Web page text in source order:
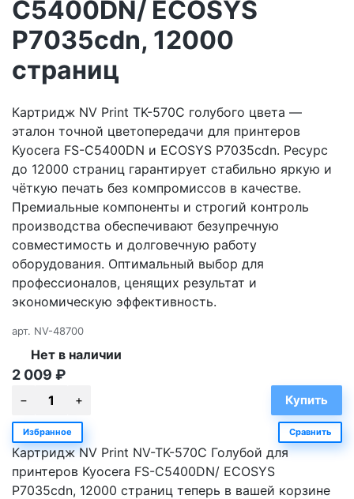
C5400DN/ ECOSYS
P7035cdn, 12000
страниц
Картридж NV Print TK-570C голубого цвета —
эталон точной цветопередачи для принтеров
Kyocera FS-C5400DN и ECOSYS P7035cdn. Ресурс
до 12000 страниц гарантирует стабильно яркую и
чёткую печать без компромиссов в качестве.
Премиальные компоненты и строгий контроль
производства обеспечивают безупречную
совместимость и долговечную работу
оборудования. Оптимальный выбор для
профессионалов, ценящих результат и
экономическую эффективность.
арт. NV-48700
Нет в наличии
2 009 ₽
Избранное Сравнить
Картридж NV Print NV-TK-570C Голубой для
принтеров Kyocera FS-C5400DN/ ECOSYS
P7035cdn, 12000 страниц теперь в вашей корзине